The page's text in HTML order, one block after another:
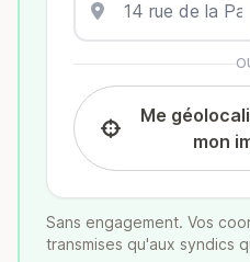
Me
mon
Sans engagement. Vos
transmises qu'aux syndics